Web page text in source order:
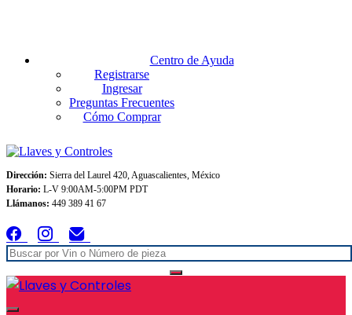
Centro de Ayuda
Registrarse
Ingresar
Preguntas Frecuentes
Cómo Comprar
Dirección: Sierra del Laurel 420, Aguascalientes, México
Horario: L-V 9:00AM-5:00PM PDT
Llámanos: 449 389 41 67